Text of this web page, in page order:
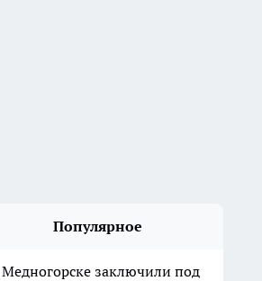
Популярное
заключили под